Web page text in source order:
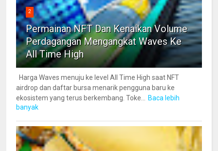
2
Permainan NFT Dan Kenaikan Volume
Perdagangan Mengangkat Waves Ke
All Time High
Harga Waves menuju ke level All Time High saat NFT
airdrop dan daftar bursa menarik pengguna baru ke
ekosistem yang terus berkembang. Toke...
Baca lebih
banyak